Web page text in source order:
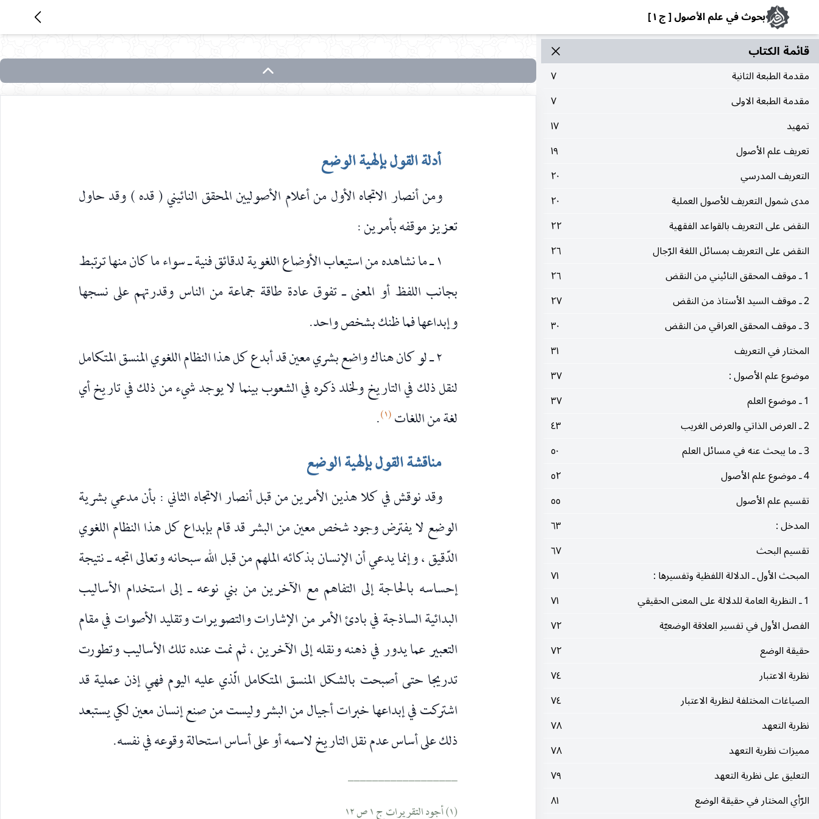
بحوث في علم الأصول [ ج ١ ]
قائمة الکتاب
مقدمة الطبعة الثانية
٧
مقدمة الطبعة الاولى
٧
تمهيد
١٧
تعريف علم الأصول
١٩
التعريف المدرسي
٢٠
مدى شمول التعريف للأصول العملية
٢٠
النقض على التعريف بالقواعد الفقهية
٢٢
النقض على التعريف بمسائل اللغة الرّجال
٢٦
1 ـ موقف المحقق النائيني من النقض
٢٦
2 ـ موقف السيد الأستاذ من النقض
٢٧
3 ـ موقف المحقق العراقي من النقض
٣٠
المختار في التعريف
٣١
موضوع علم الأصول :
٣٧
1 ـ موضوع العلم
٣٧
2 ـ العرض الذاتي والعرض الغريب
٤٣
3 ـ ما يبحث عنه في مسائل العلم
٥٠
4 ـ موضوع علم الأصول
٥٢
تقسيم علم الأصول
٥٥
المدخل :
٦٣
تقسيم البحث
٦٧
المبحث الأول ـ الدلالة اللفظية وتفسيرها :
٧١
1 ـ النظرية العامة للدلالة على المعنى الحقيقي
٧١
الفصل الأول في تفسير العلاقة الوضعيّة
٧٢
حقيقة الوضع
٧٢
نظرية الاعتبار
٧٤
الصياغات المختلفة لنظرية الاعتبار
٧٤
نظرية التعهد
٧٨
مميزات نظرية التعهد
٧٨
التعليق على نظرية التعهد
٧٩
الرّأي المختار في حقيقة الوضع
٨١
البحث
البحث
في
أدلة القول بإلهية الوضع
ومن أنصار الاتجاه الأول من أعلام الأصوليين المحقق النائيني ( قده ) وقد حاول
تعزيز موقفه بأمرين :
١ ـ ما نشاهده من استيعاب الأوضاع اللغوية لدقائق فنية ـ سواء ما كان منها ترتبط
بجانب اللفظ أو المعنى ـ تفوق عادة طاقة جماعة من الناس وقدرتهم على نسجها
وإبداعها فما ظنك بشخص واحد.
٢ ـ لو كان هناك واضع بشري معين قد أبدع كل هذا النظام اللغوي المنسق المتكامل
لنقل ذلك في التاريخ ولخلد ذكره في الشعوب بينما لا يوجد شيء من ذلك في تاريخ أي
لغة من اللغات(١) .
مناقشة القول بإلهية الوضع
وقد نوقش في كلا هذين الأمرين من قبل أنصار الاتجاه الثاني : بأن مدعي بشرية
الوضع لا يفترض وجود شخص معين من البشر قد قام بإبداع كل هذا النظام اللغوي
الدّقيق ، وإنما يدعي أن الإنسان بذكائه الملهم من قبل الله سبحانه وتعالى اتجه ـ نتيجة
إحساسه بالحاجة إلى التفاهم مع الآخرين من بني نوعه ـ إلى استخدام الأساليب
البدائية الساذجة في بادئ الأمر من الإشارات والتصويرات وتقليد الأصوات في مقام
التعبير عما يدور في ذهنه ونقله إلى الآخرين ، ثم نمت عنده تلك الأساليب وتطورت
تدريجا حتى أصبحت بالشكل المنسق المتكامل الّذي عليه اليوم فهي إذن عملية قد
اشتركت في إبداعها خبرات أجيال من البشر وليست من صنع إنسان معين لكي يستبعد
ذلك على أساس عدم نقل التاريخ لاسمه أو على أساس استحالة وقوعه في نفسه.
__________________
(١) أجود التقريرات ج ١ ص ١٢